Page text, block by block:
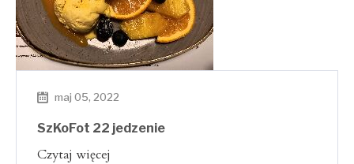
maj 05, 2022
SzKoFot 22 jedzenie
Czytaj więcej